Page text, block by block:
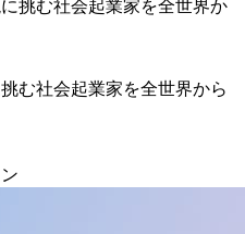
む社会起業家を全世界から